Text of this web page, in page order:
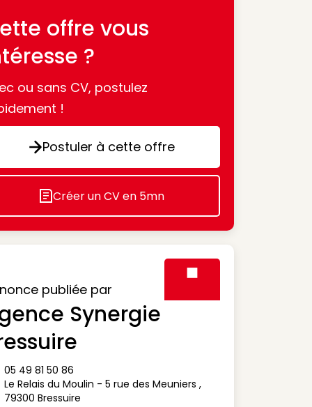
offre vous
?
ou sans CV, postulez
!
Postuler à cette offre
Postuler à cette offre
Icon decorative
Créer un CV en 5mn
publiée par
Synergie
téléphone
05 49 81 50 86
adresse
Le Relais du Moulin - 5 rue des Meuniers ,
79300 Bressuire